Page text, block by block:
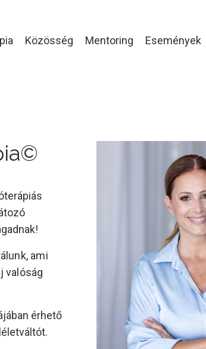
Közösség Mentoring Események
ami
valóság
érhető